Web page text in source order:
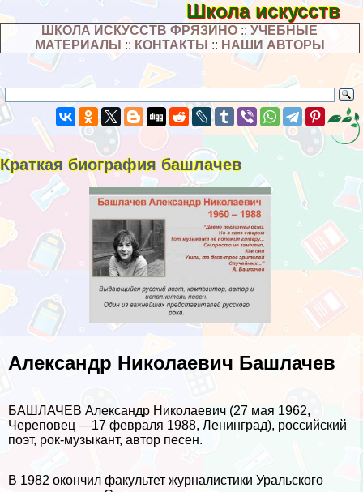
Школа искусств
ШКОЛА ИСКУССТВ ФРЯЗИНО ::УЧЕБНЫЕ
МАТЕРИАЛЫ :: КОНТАКТЫ :: НАШИ АВТОРЫ
Краткая биография башлачев
Александр Николаевич Башлачев
БАШЛАЧЕВ Александр Николаевич (27 мая 1962,
Череповец —17 февраля 1988, Ленинград), российский
поэт, рок-музыкант, автор песен.
В 1982 окончил факультет журналистики Уральского